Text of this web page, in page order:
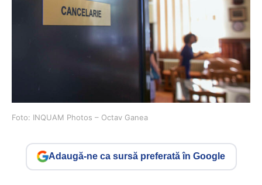
Foto: INQUAM Photos – Octav Ganea
Adaugă-ne ca sursă preferată în Google